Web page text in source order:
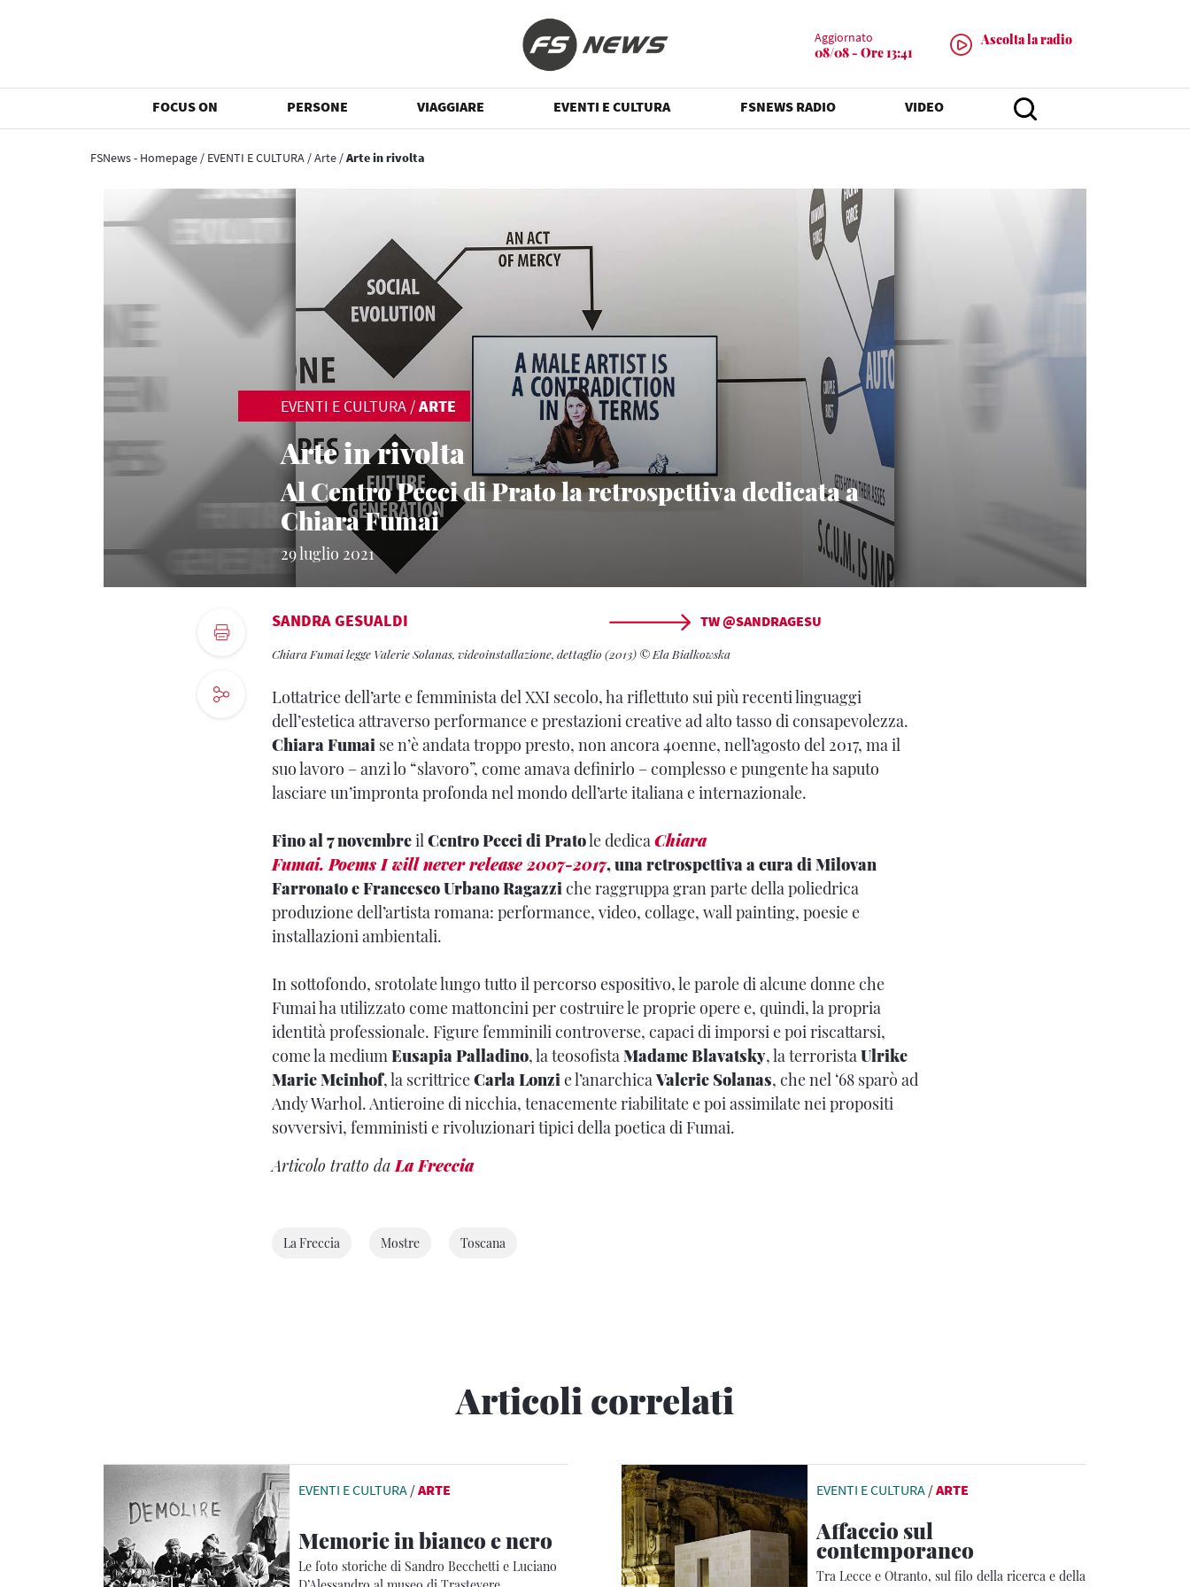
Aggiornato
08/08 - Ore 13:41
Ascolta la radio
FOCUS ON PERSONE VIAGGIARE EVENTI E CULTURA FSNEWS RADIO VIDEO
FSNews - Homepage / EVENTI E CULTURA /Arte /Arte in rivolta
EVENTI E CULTURA /ARTE
Arte in rivolta
Al Centro Pecci di Prato la retrospettiva dedicata a
Chiara Fumai
29 luglio 2021
SANDRA GESUALDI TW @SANDRAGESU
Chiara Fumai legge Valerie Solanas, videoinstallazione, dettaglio (2013) © Ela Bialkowska
Lottatrice dell’arte e femminista del XXI secolo, ha riflettuto sui più recenti linguaggi
dell’estetica attraverso performance e prestazioni creative ad alto tasso di consapevolezza.
Chiara Fumai se n’è andata troppo presto, non ancora 40enne, nell’agosto del 2017, ma il
suo lavoro – anzi lo “slavoro”, come amava definirlo – complesso e pungente ha saputo
lasciare un’impronta profonda nel mondo dell’arte italiana e internazionale.
Fino al 7 novembreil Centro Pecci di Pratole dedica Chiara
Fumai. Poems I will never release 2007-2017, una retrospettiva a cura di Milovan
Farronato e Francesco Urbano Ragazzi che raggruppa gran parte della poliedrica
produzione dell’artista romana: performance, video, collage, wall painting, poesie e
installazioni ambientali.
In sottofondo, srotolate lungo tutto il percorso espositivo, le parole di alcune donne che
Fumai ha utilizzato come mattoncini per costruire le proprie opere e, quindi, la propria
identità professionale. Figure femminili controverse, capaci di imporsi e poi riscattarsi,
come la medium Eusapia Palladino, la teosofista Madame Blavatsky, la terrorista Ulrike
Marie Meinhof, la scrittriceCarla Lonzi e l’anarchicaValerie Solanas, che nel ‘68 sparò ad
Andy Warhol. Antieroine di nicchia, tenacemente riabilitate e poi assimilate nei propositi
sovversivi, femministi e rivoluzionari tipici della poetica di Fumai.
Articolo tratto da La Freccia
La Freccia Mostre Toscana
Articoli correlati
EVENTI E CULTURA /ARTE
Memorie in bianco e nero
Le foto storiche di Sandro Becchetti e Luciano
EVENTI E CULTURA /ARTE
Affaccio sul
contemporaneo
Tra Lecce e Otranto, sul filo della ricerca e della